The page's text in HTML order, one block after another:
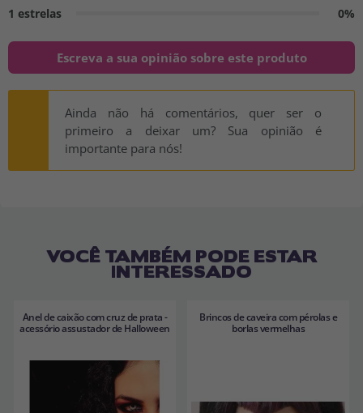
1 estrelas
0%
Escreva a sua opinião sobre este produto
Ainda não há comentários, quer ser o
primeiro a deixar um? Sua opinião é
importante para nós!
VOCÊ TAMBÉM PODE ESTAR
INTERESSADO
Anel de caixão com cruz de prata -
acessório assustador de Halloween
Brincos de caveira com pérolas e
borlas vermelhas